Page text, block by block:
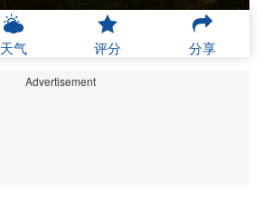
天气 评分 分享
Advertisement